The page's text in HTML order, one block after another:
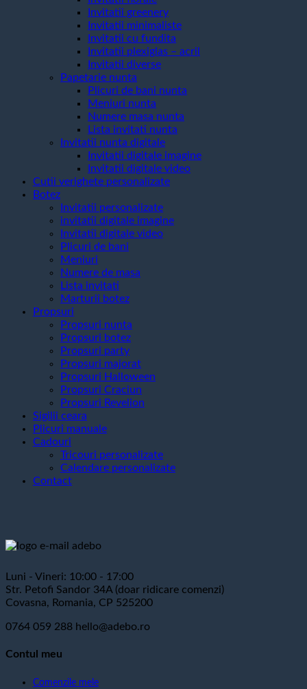
Invitatii greenery
Invitatii minimaliste
Invitatii cu fundita
Invitatii plexiglas – acril
Invitatii diverse
Papetarie nunta
Plicuri de bani nunta
Meniuri nunta
Numere masa nunta
Lista invitati nunta
Invitatii nunta digitale
Invitatii digitale imagine
Invitatii digitale video
Cutii verighete personalizate
Botez
Invitatii personalizate
invitatii digitale imagine
Invitatii digitale video
Plicuri de bani
Meniuri
Numere de masa
Lista invitati
Marturii botez
Propsuri
Propsuri nunta
Propsuri botez
Propsuri party
Propsuri majorat
Propsuri Halloween
Propsuri Craciun
Propsuri Revelion
Sigilii ceara
Plicuri manuale
Cadouri
Tricouri personalizate
Calendare personalizate
Contact
Luni - Vineri: 10:00 - 17:00
Str. Petofi Sandor 34A (doar ridicare comenzi)
Covasna, Romania, CP 525200
0764 059 288 hello@adebo.ro
Contul meu
Comenzile mele